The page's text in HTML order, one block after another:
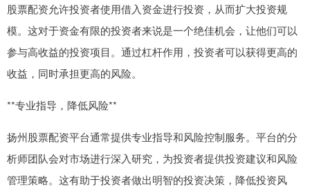
股票配资允许投资者使用借入资金进行投资，从而扩大投资规
模。这对于资金有限的投资者来说是一个绝佳机会，让他们可以
参与高收益的投资项目。通过杠杆作用，投资者可以获得更高的
收益，同时承担更高的风险。
**专业指导，降低风险**
扬州股票配资平台通常提供专业指导和风险控制服务。平台的分
析师团队会对市场进行深入研究，为投资者提供投资建议和风险
管理策略。这有助于投资者做出明智的投资决策，降低投资风